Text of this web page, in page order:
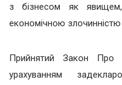
з бізнесом як
економічною
Прийнятий Закон Про
урахуванням